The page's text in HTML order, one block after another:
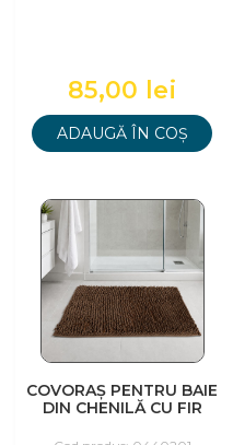
85,00 lei
ADAUGĂ ÎN COȘ
COVORAȘ PENTRU BAIE
DIN CHENILĂ CU FIR